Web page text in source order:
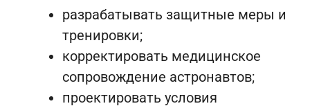
разрабатывать защитные меры и
тренировки;
корректировать медицинское
сопровождение астронавтов;
проектировать условия